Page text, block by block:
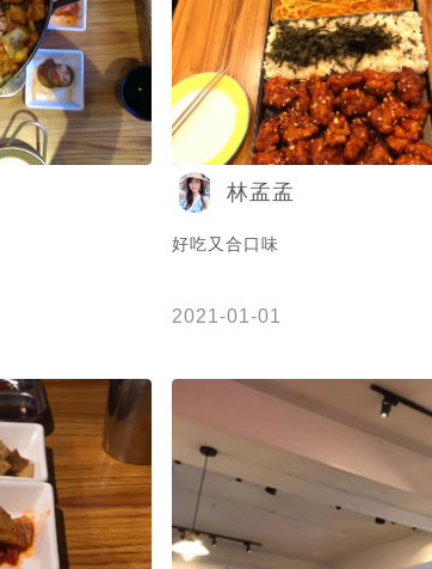
林孟孟
好吃又合口味
2021-01-01